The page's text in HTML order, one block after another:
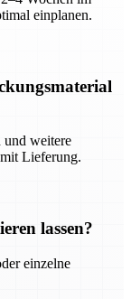
einplanen.
und weitere
Lieferung.
lassen?
einzelne